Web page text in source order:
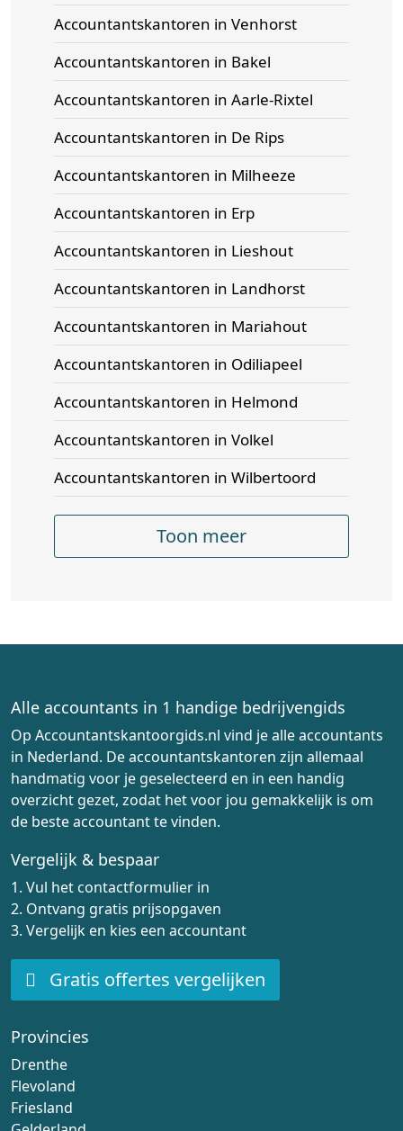
Accountantskantoren in Venhorst
Accountantskantoren in Bakel
Accountantskantoren in Aarle-Rixtel
Accountantskantoren in De Rips
Accountantskantoren in Milheeze
Accountantskantoren in Erp
Accountantskantoren in Lieshout
Accountantskantoren in Landhorst
Accountantskantoren in Mariahout
Accountantskantoren in Odiliapeel
Accountantskantoren in Helmond
Accountantskantoren in Volkel
Accountantskantoren in Wilbertoord
Toon meer
Alle accountants in 1 handige bedrijvengids
Op Accountantskantoorgids.nl vind je alle accountants
in Nederland. De accountantskantoren zijn allemaal
handmatig voor je geselecteerd en in een handig
overzicht gezet, zodat het voor jou gemakkelijk is om
de beste accountant te vinden.
Vergelijk & bespaar
1. Vul het contactformulier in
2. Ontvang gratis prijsopgaven
3. Vergelijk en kies een accountant
Gratis offertes vergelijken
Provincies
Drenthe
Flevoland
Friesland